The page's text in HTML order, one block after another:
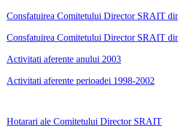
Consfatuirea Comitetului Director SRAIT
Consfatuirea Comitetului Director SRAIT
Activitati aferente anului 2003
Activitati aferente perioadei 1998-2002
Hotarari ale Comitetului Director SRAIT